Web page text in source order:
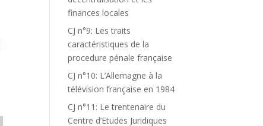
finances locales
CJ n°9: Les traits
caractéristiques de la
procedure pénale française
CJ n°10: L’Allemagne à la
télévision française en 1984
CJ n°11: Le trentenaire du
Centre d’Etudes Juridiques